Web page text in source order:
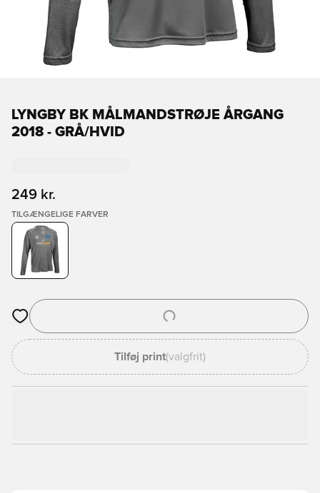
LYNGBY BK MÅLMANDSTRØJE ÅRGANG
2018 - GRÅ/HVID
249 kr.
TILGÆNGELIGE FARVER
Åbner en Modal til at logge ind eller tilmelde dig som medlem
Tilføj print(valgfrit)